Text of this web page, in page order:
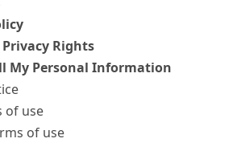
Rights
My Personal Information
of use
of use